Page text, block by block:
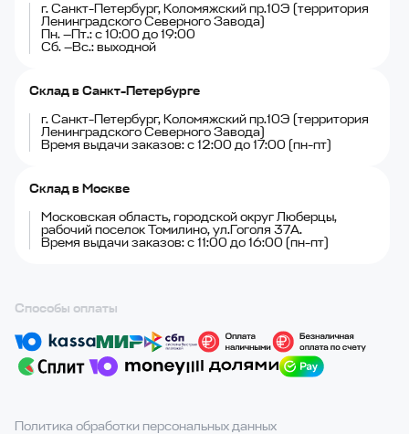
г. Санкт-Петербург, Коломяжский пр.10Э (территория
Ленинградского Северного Завода)
Пн. —Пт.: с 10:00 до 19:00
Сб. —Вс.: выходной
Склад в Санкт-Петербурге
г. Санкт-Петербург, Коломяжский пр.10Э (территория
Ленинградского Северного Завода)
Время выдачи заказов: с 12:00 до 17:00 (пн-пт)
Склад в Москве
Московская область, городской округ Люберцы,
рабочий поселок Томилино, ул.Гоголя 37А.
Время выдачи заказов: с 11:00 до 16:00 (пн-пт)
Способы оплаты
Политика обработки персональных данных